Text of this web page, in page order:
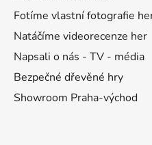
Fotíme vlastní fotografie
Natáčíme videorecenze her
Napsali o nás - TV - média
Bezpečné dřevěné hry
Showroom Praha-východ